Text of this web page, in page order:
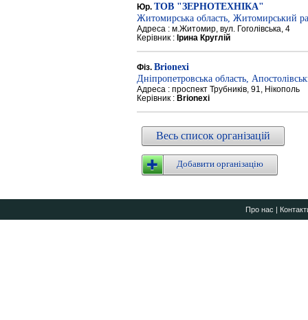
Юр. ТОВ "ЗЕРНОТЕХНІКА"
Житомирська область, Житомирський
Адреса : м.Житомир, вул. Гоголівська, 4
Керівник : Ірина Круглій
Фіз. Brionexi
Дніпропетровська область,
Адреса : проспект Трубників, 91, Нікополь
Керівник : Brionexi
Весь список організацій
Добавити організацію
Про нас |